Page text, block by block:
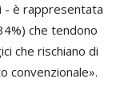
- è rappresentata
che tendono
che rischiano di
convenzionale».